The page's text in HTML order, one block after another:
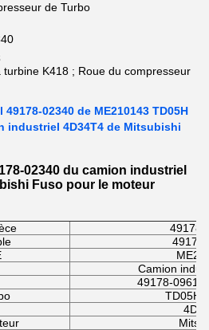
de Turbo
turbine K418 ; Roue du compresseur
02340 de ME210143 TD05H
industriel 4D34T4 de Mitsubishi
02340 du camion industriel
Fuso pour le moteur
49178-
Camion
49178-09610
TD05H-